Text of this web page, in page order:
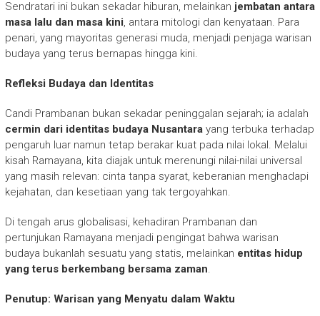
Sendratari ini bukan sekadar hiburan, melainkan jembatan antara
masa lalu dan masa kini , antara mitologi dan kenyataan. Para
penari, yang mayoritas generasi muda, menjadi penjaga warisan
budaya yang terus bernapas hingga kini.
Refleksi Budaya dan Identitas
Candi Prambanan bukan sekadar peninggalan sejarah; ia adalah
cermin dari identitas budaya Nusantarayang terbuka terhadap
pengaruh luar namun tetap berakar kuat pada nilai lokal. Melalui
kisah Ramayana, kita diajak untuk merenungi nilai-nilai universal
yang masih relevan: cinta tanpa syarat, keberanian menghadapi
kejahatan, dan kesetiaan yang tak tergoyahkan.
Di tengah arus globalisasi, kehadiran Prambanan dan
pertunjukan Ramayana menjadi pengingat bahwa warisan
budaya bukanlah sesuatu yang statis, melainkan entitas hidup
yang terus berkembang bersama zaman
Penutup: Warisan yang Menyatu dalam Waktu